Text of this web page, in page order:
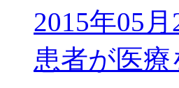
2015年05月
患者が医療